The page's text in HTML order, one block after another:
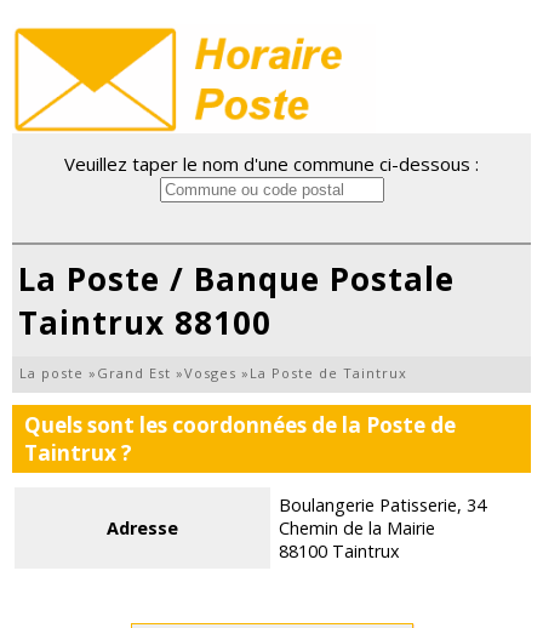
Veuillez taper le nom d'une commune ci-dessous :
La Poste / Banque Postale
Taintrux 88100
La poste » Grand Est »Vosges » La Poste de Taintrux
Quels sont les coordonnées de la Poste de
Taintrux ?
Adresse
Boulangerie Patisserie, 34
Chemin de la Mairie
88100 Taintrux